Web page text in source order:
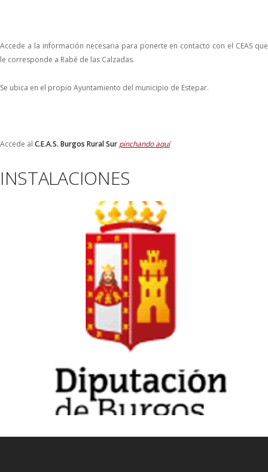
Accede a la información necesaria para ponerte en contacto con el CEAS que
le corresponde a Rabé de las Calzadas.
Se ubica en el propio Ayuntamiento del municipio de Estepar.
Accede al C.E.A.S. Burgos Rural Sur pinchando aquí
INSTALACIONES